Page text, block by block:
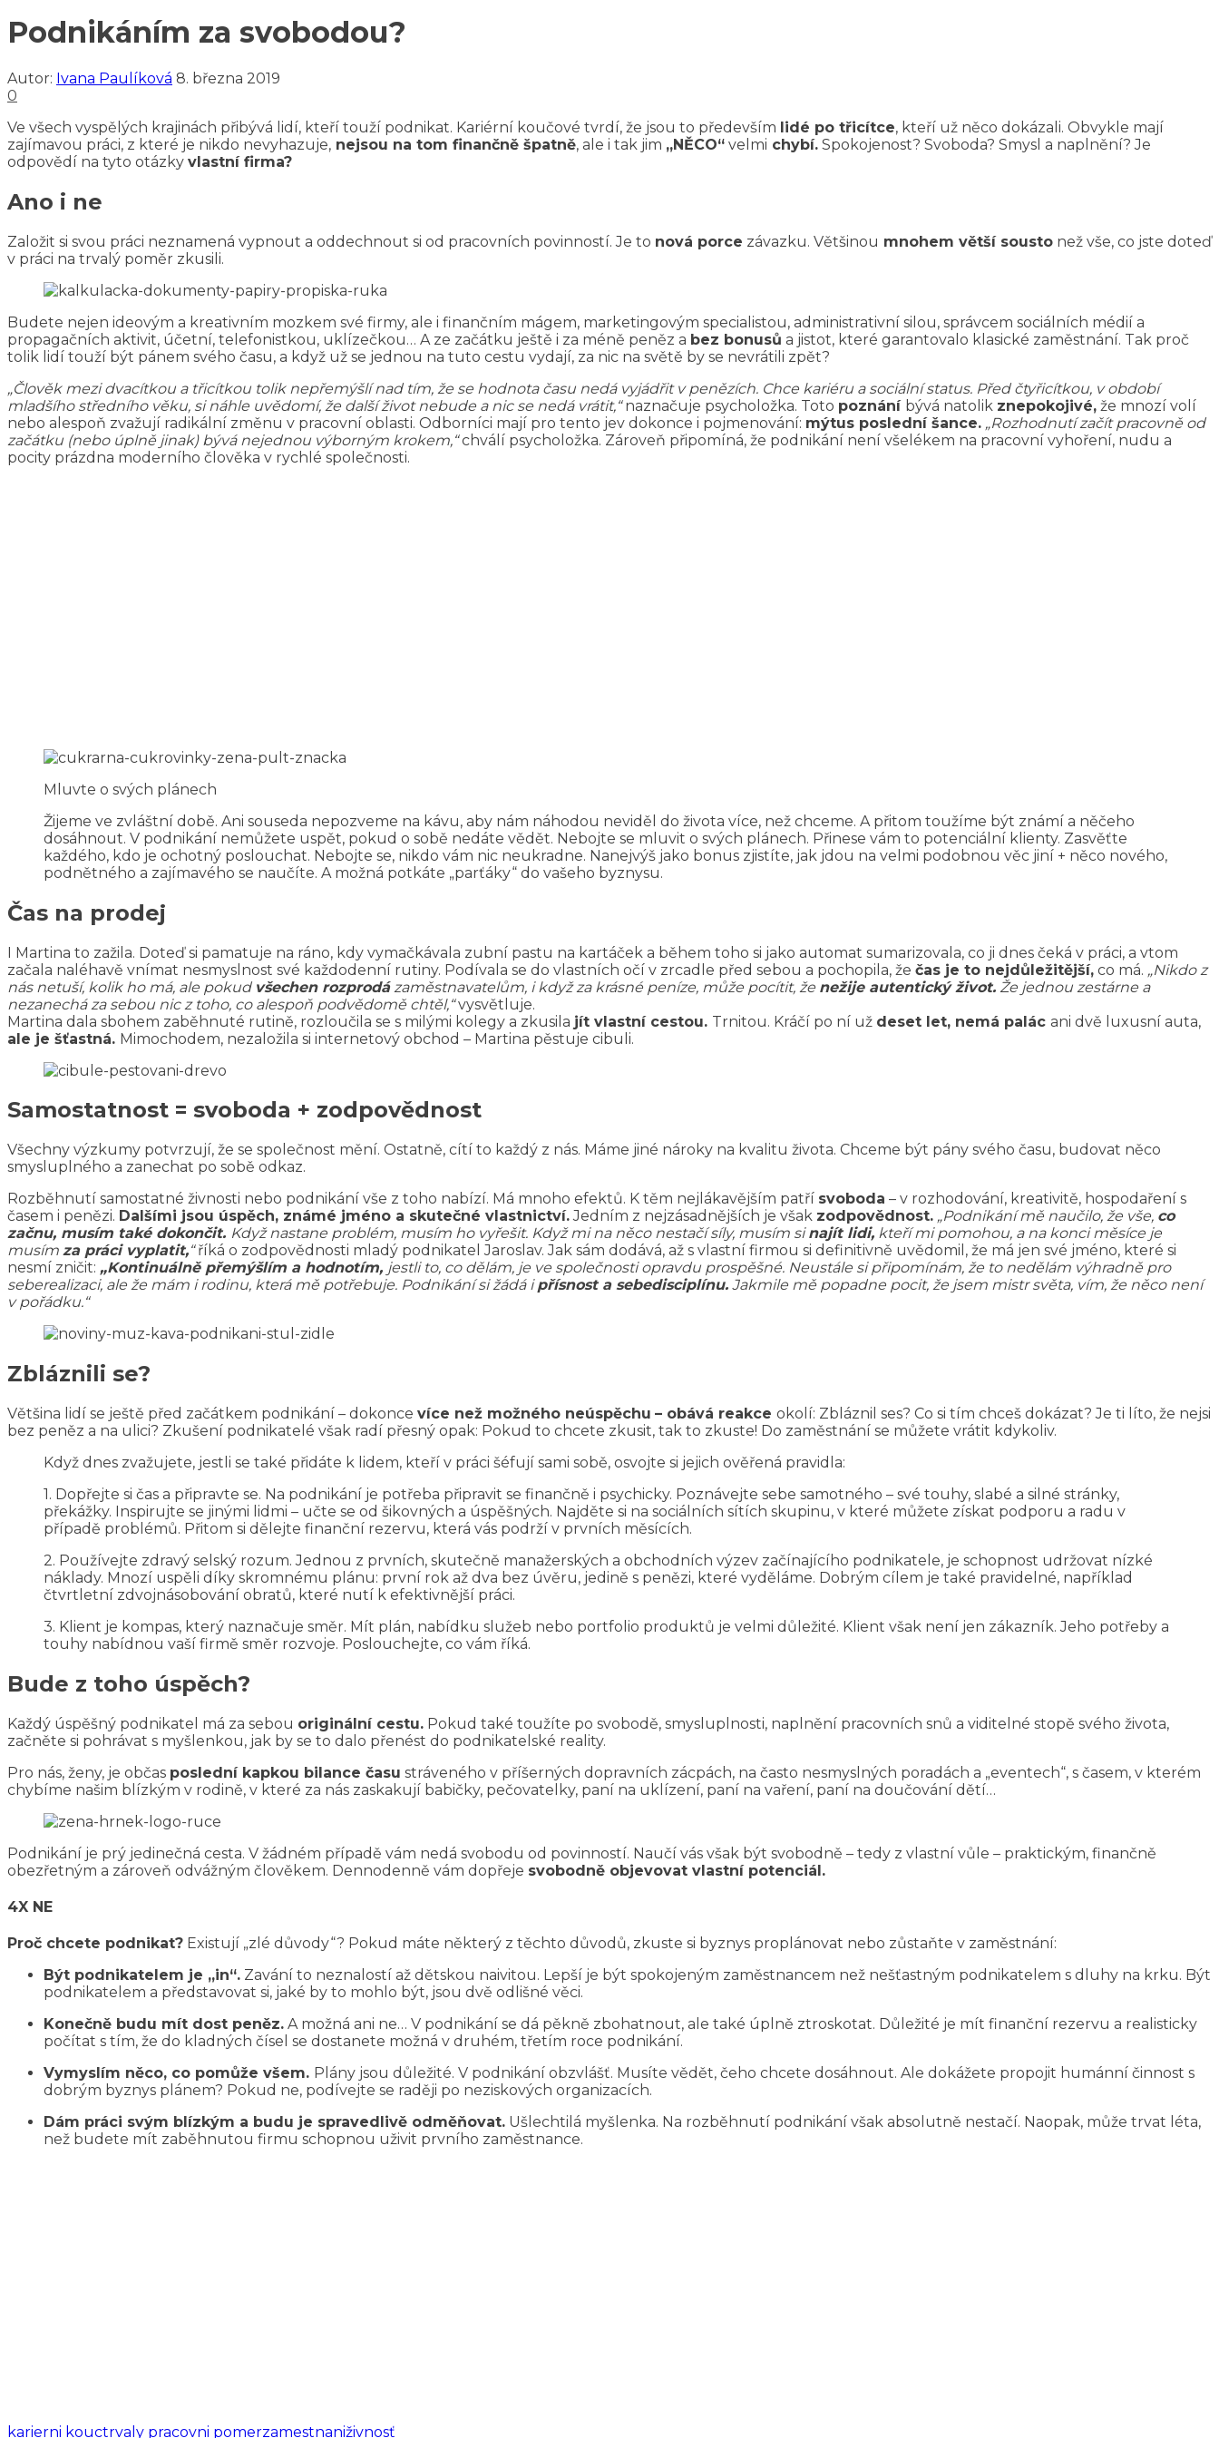
Podnikáním za svobodou?
Autor: Ivana Paulíková 8. března 2019
0
Ve všech vyspělých krajinách přibývá lidí, kteří touží podnikat. Kariérní koučové tvrdí, že jsou to především lidé po třicítce, kteří už něco dokázali. Obvykle mají
zajímavou práci, z které je nikdo nevyhazuje, nejsou na tom finančně špatně, ale i tak jim „NĚCO“ velmi chybí. Spokojenost? Svoboda? Smysl a naplnění? Je
odpovědí na tyto otázky vlastní firma?
Ano i ne
Založit si svou práci neznamená vypnout a oddechnout si od pracovních povinností. Je to nová porce závazku. Většinou mnohem větší sousto než vše, co jste doteď
v práci na trvalý poměr zkusili.
Budete nejen ideovým a kreativním mozkem své firmy, ale i finančním mágem, marketingovým specialistou, administrativní silou, správcem sociálních médií a
propagačních aktivit, účetní, telefonistkou, uklízečkou… A ze začátku ještě i za méně peněz a bez bonusů a jistot, které garantovalo klasické zaměstnání. Tak proč
tolik lidí touží být pánem svého času, a když už se jednou na tuto cestu vydají, za nic na světě by se nevrátili zpět?
„Člověk mezi dvacítkou a třicítkou tolik nepřemýšlí nad tím, že se hodnota času nedá vyjádřit v penězích. Chce kariéru a sociální status. Před čtyřicítkou, v období
mladšího středního věku, si náhle uvědomí, že další život nebude a nic se nedá vrátit,“naznačuje psycholožka. Toto poznání bývá natolik znepokojivé, že mnozí volí
nebo alespoň zvažují radikální změnu v pracovní oblasti. Odborníci mají pro tento jev dokonce i pojmenování: mýtus poslední šance. „Rozhodnutí začít pracovně od
začátku (nebo úplně jinak) bývá nejednou výborným krokem,“chválí psycholožka. Zároveň připomíná, že podnikání není všelékem na pracovní vyhoření, nudu a
pocity prázdna moderního člověka v rychlé společnosti.
Mluvte o svých plánech
Žijeme ve zvláštní době. Ani souseda nepozveme na kávu, aby nám náhodou neviděl do života více, než chceme. A přitom toužíme být známí a něčeho
dosáhnout. V podnikání nemůžete uspět, pokud o sobě nedáte vědět. Nebojte se mluvit o svých plánech. Přinese vám to potenciální klienty. Zasvěťte
každého, kdo je ochotný poslouchat. Nebojte se, nikdo vám nic neukradne. Nanejvýš jako bonus zjistíte, jak jdou na velmi podobnou věc jiní + něco nového,
podnětného a zajímavého se naučíte. A možná potkáte „parťáky“ do vašeho byznysu.
Čas na prodej
I Martina to zažila. Doteď si pamatuje na ráno, kdy vymačkávala zubní pastu na kartáček a během toho si jako automat sumarizovala, co ji dnes čeká v práci, a vtom
začala naléhavě vnímat nesmyslnost své každodenní rutiny. Podívala se do vlastních očí v zrcadle před sebou a pochopila, že čas je to nejdůležitější, co má. „Nikdo z
nás netuší, kolik ho má, ale pokud všechen rozprodázaměstnavatelům, i když za krásné peníze, může pocítit, že nežije autentický život. Že jednou zestárne a
nezanechá za sebou nic z toho, co alespoň podvědomě chtěl,“vysvětluje.
Martina dala sbohem zaběhnuté rutině, rozloučila se s milými kolegy a zkusila jít vlastní cestou. Trnitou. Kráčí po ní už deset let, nemá palác ani dvě luxusní auta,
ale je šťastná. Mimochodem, nezaložila si internetový obchod – Martina pěstuje cibuli.
Samostatnost = svoboda + zodpovědnost
Všechny výzkumy potvrzují, že se společnost mění. Ostatně, cítí to každý z nás. Máme jiné nároky na kvalitu života. Chceme být pány svého času, budovat něco
smysluplného a zanechat po sobě odkaz.
Rozběhnutí samostatné živnosti nebo podnikání vše z toho nabízí. Má mnoho efektů. K těm nejlákavějším patří svoboda – v rozhodování, kreativitě, hospodaření s
časem i penězi. Dalšími jsou úspěch, známé jméno a skutečné vlastnictví.Jedním z nejzásadnějších je však zodpovědnost. „Podnikání mě naučilo, že vše, co
začnu, musím také dokončit. Když nastane problém, musím ho vyřešit. Když mi na něco nestačí síly, musím sinajít lidi, kteří mi pomohou, a na konci měsíce je
musím za práci vyplatit,“říká o zodpovědnosti mladý podnikatel Jaroslav. Jak sám dodává, až s vlastní firmou si definitivně uvědomil, že má jen své jméno, které si
nesmí zničit: „Kontinuálně přemýšlím a hodnotím, jestli to, co dělám, je ve společnosti opravdu prospěšné. Neustále si připomínám, že to nedělám výhradně pro
seberealizaci, ale že mám i rodinu, která mě potřebuje. Podnikání si žádá ipřísnost a sebedisciplínu. Jakmile mě popadne pocit, že jsem mistr světa, vím, že něco není
v pořádku.“
Zbláznili se?
Většina lidí se ještě před začátkem podnikání – dokonce více než možného neúspěchu – obává reakce okolí: Zbláznil ses? Co si tím chceš dokázat? Je ti líto, že nejsi
bez peněz a na ulici? Zkušení podnikatelé však radí přesný opak: Pokud to chcete zkusit, tak to zkuste! Do zaměstnání se můžete vrátit kdykoliv.
Když dnes zvažujete, jestli se také přidáte k lidem, kteří v práci šéfují sami sobě, osvojte si jejich ověřená pravidla:
1. Dopřejte si čas a připravte se. Na podnikání je potřeba připravit se finančně i psychicky. Poznávejte sebe samotného – své touhy, slabé a silné stránky,
překážky. Inspirujte se jinými lidmi – učte se od šikovných a úspěšných. Najděte si na sociálních sítích skupinu, v které můžete získat podporu a radu v
případě problémů. Přitom si dělejte finanční rezervu, která vás podrží v prvních měsících.
2. Používejte zdravý selský rozum. Jednou z prvních, skutečně manažerských a obchodních výzev začínajícího podnikatele, je schopnost udržovat nízké
náklady. Mnozí uspěli díky skromnému plánu: první rok až dva bez úvěru, jedině s penězi, které vyděláme. Dobrým cílem je také pravidelné, například
čtvrtletní zdvojnásobování obratů, které nutí k efektivnější práci.
3. Klient je kompas, který naznačuje směr. Mít plán, nabídku služeb nebo portfolio produktů je velmi důležité. Klient však není jen zákazník. Jeho potřeby a
touhy nabídnou vaší firmě směr rozvoje. Poslouchejte, co vám říká.
Bude z toho úspěch?
Každý úspěšný podnikatel má za sebou originální cestu. Pokud také toužíte po svobodě, smysluplnosti, naplnění pracovních snů a viditelné stopě svého života,
začněte si pohrávat s myšlenkou, jak by se to dalo přenést do podnikatelské reality.
Pro nás, ženy, je občas poslední kapkou bilance času stráveného v příšerných dopravních zácpách, na často nesmyslných poradách a „eventech“, s časem, v kterém
chybíme našim blízkým v rodině, v které za nás zaskakují babičky, pečovatelky, paní na uklízení, paní na vaření, paní na doučování dětí…
Podnikání je prý jedinečná cesta. V žádném případě vám nedá svobodu od povinností. Naučí vás však být svobodně – tedy z vlastní vůle – praktickým, finančně
obezřetným a zároveň odvážným člověkem. Dennodenně vám dopřeje svobodně objevovat vlastní potenciál.
4X NE
Proč chcete podnikat? Existují „zlé důvody“? Pokud máte některý z těchto důvodů, zkuste si byznys proplánovat nebo zůstaňte v zaměstnání:
Být podnikatelem je „in“. Zavání to neznalostí až dětskou naivitou. Lepší je být spokojeným zaměstnancem než nešťastným podnikatelem s dluhy na krku. Být
podnikatelem a představovat si, jaké by to mohlo být, jsou dvě odlišné věci.
Konečně budu mít dost peněz. A možná ani ne… V podnikání se dá pěkně zbohatnout, ale také úplně ztroskotat. Důležité je mít finanční rezervu a realisticky
počítat s tím, že do kladných čísel se dostanete možná v druhém, třetím roce podnikání.
Vymyslím něco, co pomůže všem. Plány jsou důležité. V podnikání obzvlášť. Musíte vědět, čeho chcete dosáhnout. Ale dokážete propojit humánní činnost s
dobrým byznys plánem? Pokud ne, podívejte se raději po neziskových organizacích.
Dám práci svým blízkým a budu je spravedlivě odměňovat. Ušlechtilá myšlenka. Na rozběhnutí podnikání však absolutně nestačí. Naopak, může trvat léta,
než budete mít zaběhnutou firmu schopnou uživit prvního zaměstnance.
karierni kouctrvaly pracovni pomerzamestnaniživnosť